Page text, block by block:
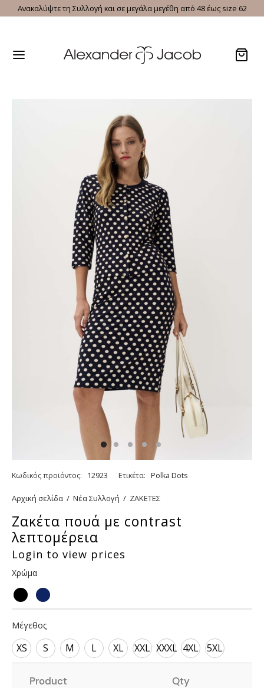
Ανακαλύψτε τη Συλλογή και σε μεγάλα μεγέθη από 48 έως size 62
Κωδικός προϊόντος: 12923 Ετικέτα: Polka Dots
Αρχική σελίδα / Νέα Συλλογή / ΖΑΚΕΤΕΣ
Ζακέτα πουά με contrast
λεπτομέρεια
Login to view prices
Χρώμα
Μέγεθος
XS S M L XL XXL XXXL 4XL 5XL
Product Qty